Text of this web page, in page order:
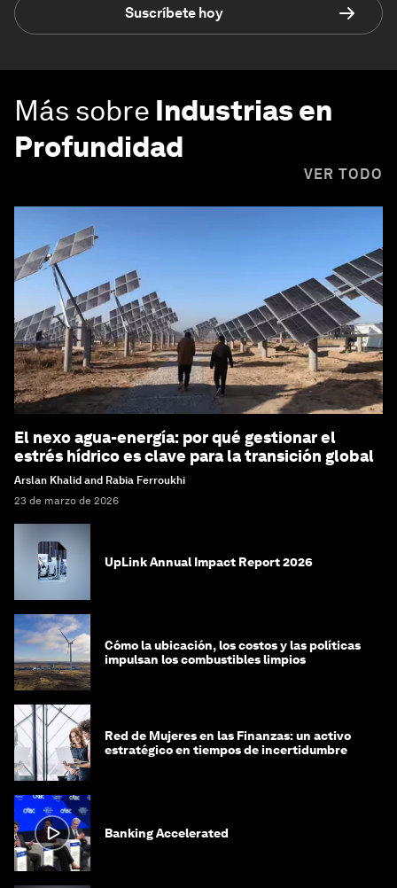
Suscríbete hoy
Más sobre Industrias en
Profundidad
VER TODO
El nexo agua-energía: por qué gestionar el
estrés hídrico es clave para la transición global
Arslan Khalid and Rabia Ferroukhi
23 de marzo de 2026
UpLink Annual Impact Report 2026
Cómo la ubicación, los costos y las políticas
impulsan los combustibles limpios
Red de Mujeres en las Finanzas: un activo
estratégico en tiempos de incertidumbre
Banking Accelerated